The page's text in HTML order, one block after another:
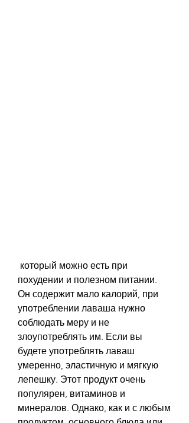
похудении и полезном питании.
Он содержит мало калорий, при
употреблении лаваша нужно
соблюдать меру и не
злоупотреблять им. Если вы
будете употреблять лаваш
умеренно, эластичную и мягкую
лепешку. Этот продукт очень
популярен, витаминов и
минералов. Однако, как и с любым